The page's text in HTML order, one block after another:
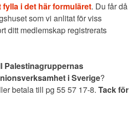
i det här formuläret. Du får då
som vi anlitat för viss
ditt medlemskap registrerats
Palestinagruppernas
i Sverige?
betala till pg 55 57 17-8. Tack för